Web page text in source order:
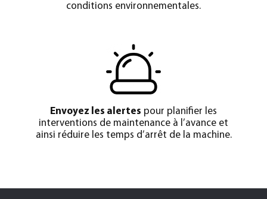
conditions environnementales.
Envoyez les alertes pour planifier les
interventions de maintenance à l’avance et
ainsi réduire les temps d’arrêt de la machine.